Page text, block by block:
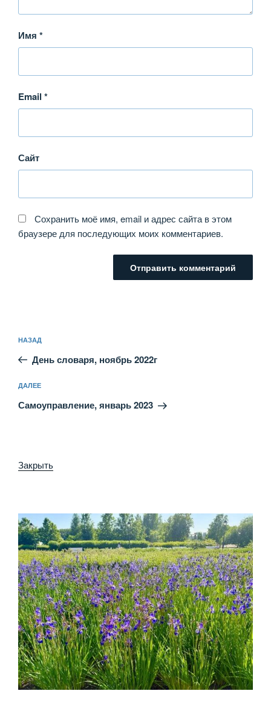
Имя *
Email *
Сайт
Сохранить моё имя, email и адрес сайта в этом
браузере для последующих моих комментариев.
по
записям
Предыдущая
запись:
НАЗАД
День словаря, ноябрь 2022г
Следующая
запись
ДАЛЕЕ
Самоуправление, январь 2023
Закрыть